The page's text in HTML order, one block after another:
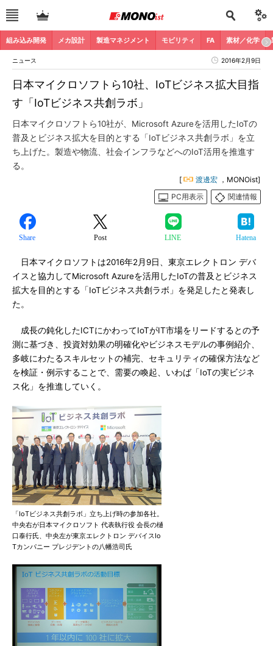
組み込み開発 メカ設計 製造マネジメント モビリティ FA 素材／化学
ニュース 2016年2月9日
日本マイクロソフトら10社、IoTビジネス拡大目指
す「IoTビジネス共創ラボ」
日本マイクロソフトら10社が、Microsoft Azureを活用したIoTの
普及とビジネス拡大を目的とする「IoTビジネス共創ラボ」を立
ち上げた。製造や物流、社会インフラなどへのIoT活用を推進す
る。
[ 渡邊宏 ，MONOist]
PC用表示
関連情報
Share Post LINE Hatena
日本マイクロソフトは2016年2月9日、東京エレクトロン デバ
イスと協力してMicrosoft Azureを活用したIoTの普及とビジネス
拡大を目的とする「IoTビジネス共創ラボ」を発足したと発表し
た。
成長の鈍化したICTにかわってIoTがIT市場をリードするとの予
測に基づき、投資対効果の明確化やビジネスモデルの事例紹介、
多岐にわたるスキルセットの補完、セキュリティの確保方法など
を検証・例示することで、需要の喚起、いわば「IoTの実ビジネ
ス化」を推進していく。
「IoTビジネス共創ラボ」立ち上げ時の参加各社。
中央右が日本マイクロソフト 代表執行役 会長の樋
口泰行氏、中央左が東京エレクトロン デバイスIo
Tカンパニー プレジデントの八幡浩司氏